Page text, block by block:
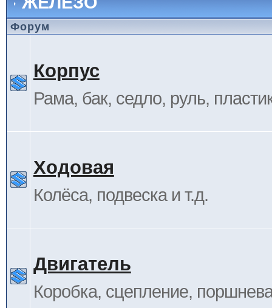
Форум
Корпус
Рама, бак, седло, руль,
Ходовая
Колёса, подвеска и т.д.
Двигатель
Коробка, сцепление,